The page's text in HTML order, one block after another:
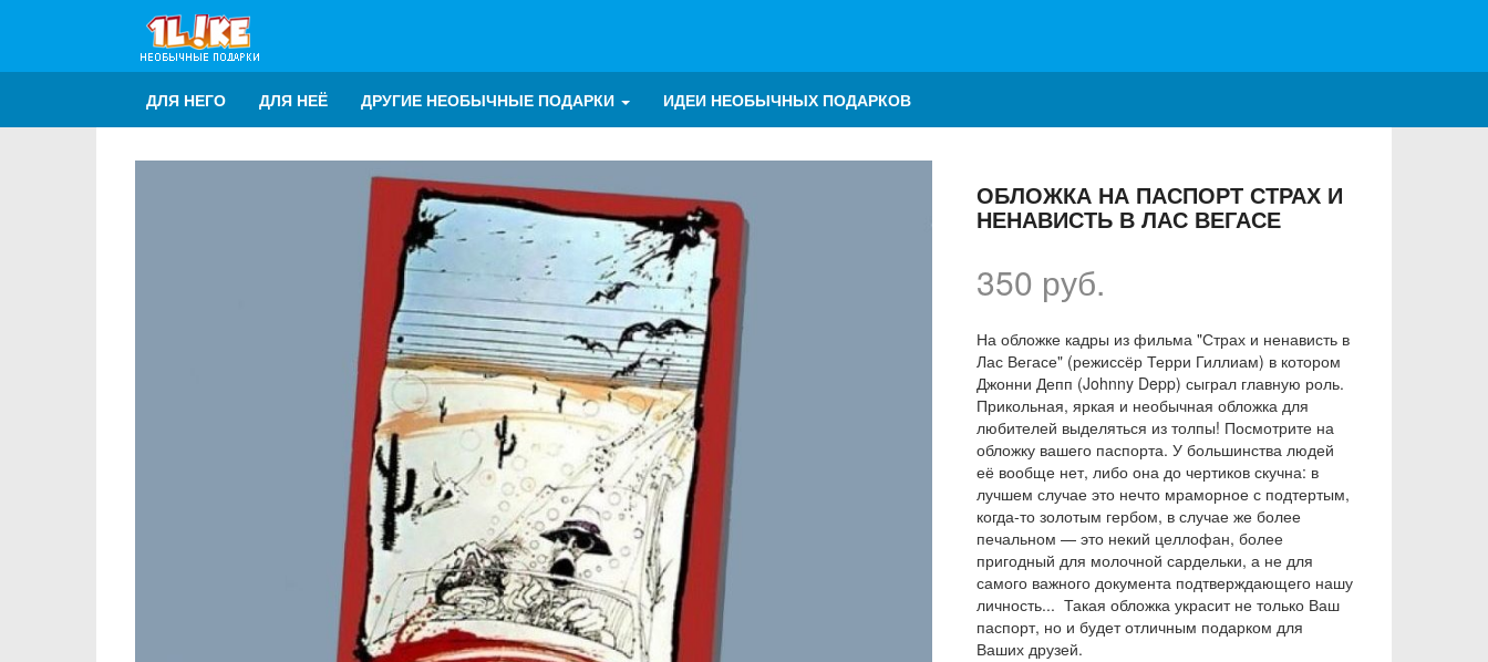
ДЛЯ НЕГО ДЛЯ НЕЁ ДРУГИЕ НЕОБЫЧНЫЕ ПОДАРКИ ИДЕИ НЕОБЫЧНЫХ ПОДАРКОВ
ОБЛОЖКА НА ПАСПОРТ СТРАХ И
НЕНАВИСТЬ В ЛАС ВЕГАСЕ
350 руб.
На обложке кадры из фильма "Страх и ненависть в
Лас Вегасе" (режиссёр Терри Гиллиам) в котором
Джонни Депп (Johnny Depp) сыграл главную роль.
Прикольная, яркая и необычная обложка для
любителей выделяться из толпы! Посмотрите на
обложку вашего паспорта. У большинства людей
её вообще нет, либо она до чертиков скучна: в
лучшем случае это нечто мраморное с подтертым,
когда-то золотым гербом, в случае же более
печальном — это некий целлофан, более
пригодный для молочной сардельки, а не для
самого важного документа подтверждающего нашу
личность... Такая обложка украсит не только Ваш
паспорт, но и будет отличным подарком для
Ваших друзей.